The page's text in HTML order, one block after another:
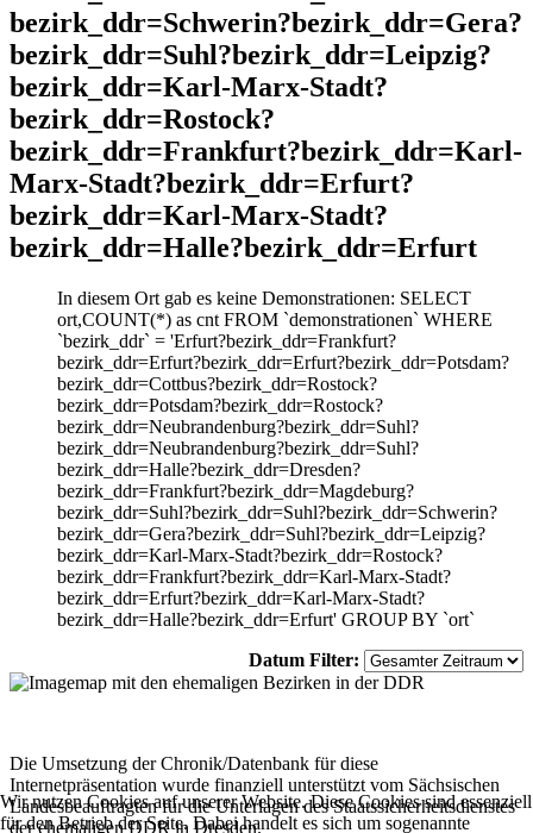
bezirk_ddr=Schwerin?bezirk_ddr=Gera?
bezirk_ddr=Suhl?bezirk_ddr=Leipzig?
bezirk_ddr=Karl-Marx-Stadt?
bezirk_ddr=Rostock?
bezirk_ddr=Frankfurt?bezirk_ddr=Karl-
Marx-Stadt?bezirk_ddr=Erfurt?
bezirk_ddr=Karl-Marx-Stadt?
bezirk_ddr=Halle?bezirk_ddr=Erfurt
In diesem Ort gab es keine Demonstrationen: SELECT
ort,COUNT(*) as cnt FROM `demonstrationen` WHERE
`bezirk_ddr` = 'Erfurt?bezirk_ddr=Frankfurt?
bezirk_ddr=Erfurt?bezirk_ddr=Erfurt?bezirk_ddr=Potsdam?
bezirk_ddr=Cottbus?bezirk_ddr=Rostock?
bezirk_ddr=Potsdam?bezirk_ddr=Rostock?
bezirk_ddr=Neubrandenburg?bezirk_ddr=Suhl?
bezirk_ddr=Neubrandenburg?bezirk_ddr=Suhl?
bezirk_ddr=Halle?bezirk_ddr=Dresden?
bezirk_ddr=Frankfurt?bezirk_ddr=Magdeburg?
bezirk_ddr=Suhl?bezirk_ddr=Suhl?bezirk_ddr=Schwerin?
bezirk_ddr=Gera?bezirk_ddr=Suhl?bezirk_ddr=Leipzig?
bezirk_ddr=Karl-Marx-Stadt?bezirk_ddr=Rostock?
bezirk_ddr=Frankfurt?bezirk_ddr=Karl-Marx-Stadt?
bezirk_ddr=Erfurt?bezirk_ddr=Karl-Marx-Stadt?
bezirk_ddr=Halle?bezirk_ddr=Erfurt' GROUP BY `ort`
Datum Filter:
Die Umsetzung der Chronik/Datenbank für diese
Internetpräsentation wurde finanziell unterstützt vom Sächsischen
Landesbeauftragten für die Unterlagen des Staatssicherheitsdienstes
der ehemaligen DDR in Dresden.
Wir nutzen Cookies auf unserer Website. Diese Cookies sind essenziell
für den Betrieb der Seite. Dabei handelt es sich um sogenannte